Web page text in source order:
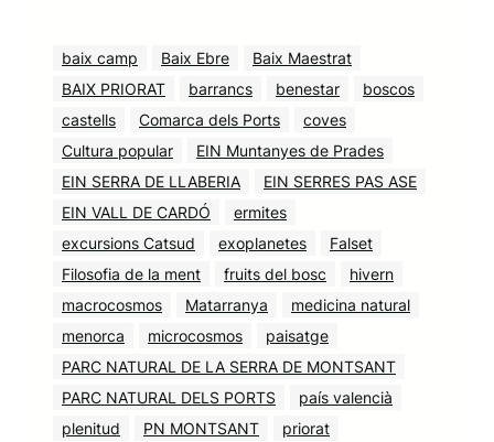
baix camp Baix Ebre
Baix Maestrat
BAIX PRIORAT
barrancs benestar
boscos
castells
Comarca dels Ports
coves
Cultura popular
EIN Muntanyes de Prades
EIN SERRA DE LLABERIA
EIN SERRES PAS ASE
EIN VALL DE CARDÓ
ermites
excursions Catsud
exoplanetes
Falset
Filosofia de la ment
fruits del bosc
hivern
macrocosmos
Matarranya
medicina natural
menorca
microcosmos
paisatge
PARC NATURAL DE LA SERRA DE MONTSANT
PARC NATURAL DELS PORTS
país valencià
plenitud
PN MONTSANT
priorat